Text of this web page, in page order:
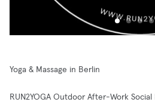
Yoga & Massage in Berlin
RUN2YOGA Outdoor After-Work Social